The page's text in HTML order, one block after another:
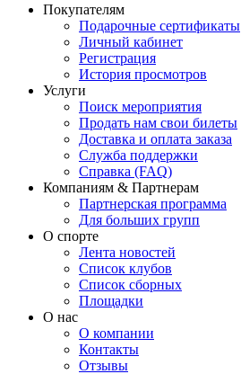
Покупателям
Подарочные сертификаты
Личный кабинет
Регистрация
История просмотров
Услуги
Поиск мероприятия
Продать нам свои билеты
Доставка и оплата заказа
Служба поддержки
Справка (FAQ)
Компаниям & Партнерам
Партнерская программа
Для больших групп
О спорте
Лента новостей
Список клубов
Список сборных
Площадки
О нас
О компании
Контакты
Отзывы